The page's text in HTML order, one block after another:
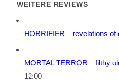
WEITERE REVIEWS
HORRIFIER – revelations of
MORTAL TERROR – filthy
12:00